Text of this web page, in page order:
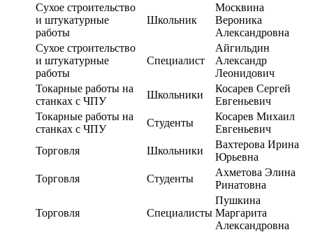
Сухое строительство
и штукатурные
работы
Школьник
Москвина
Вероника
Александровна
Сухое строительство
и штукатурные
работы
Специалист
Айгильдин
Александр
Леонидович
Токарные работы на
станках с ЧПУ
Школьники
Косарев Сергей
Евгеньевич
Токарные работы на
станках с ЧПУ
Студенты
Косарев Михаил
Евгеньевич
Торговля
Школьники
Вахтерова Ирина
Юрьевна
Торговля
Студенты
Ахметова Элина
Ринатовна
Торговля Специалисты
Пушкина
Маргарита
Александровна